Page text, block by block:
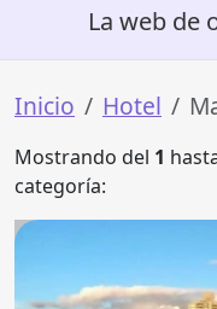
La web de
Inicio Hotel
Mostrando del 1
categoría: